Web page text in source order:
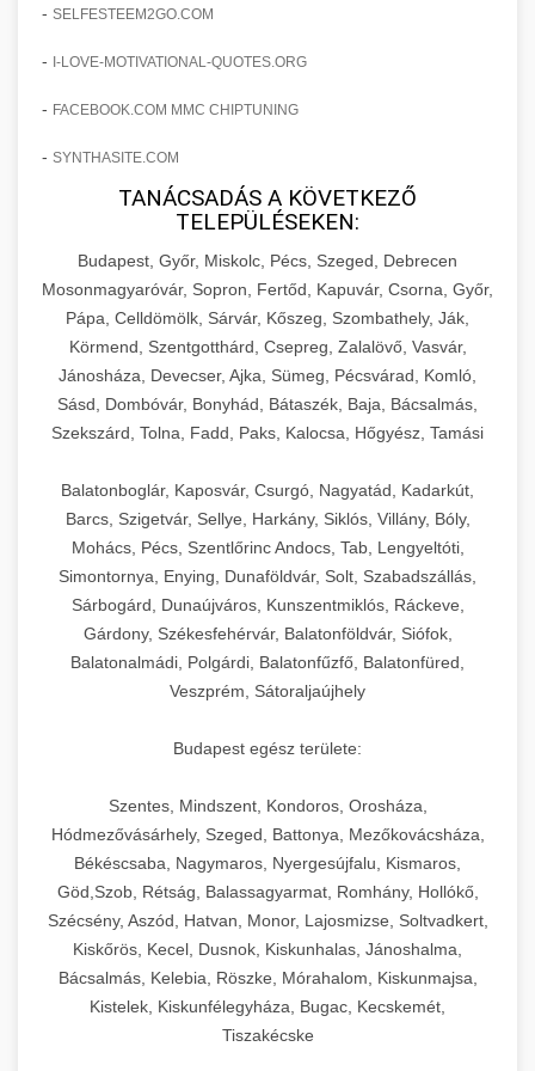
amelyek valós eredményeket hoznak.
szonyegtisztito.net
marketing stratégiai tervrajz
útjáról, bemutatva az utat a küzdő praxistól a
virágzó vállalkozásig 150%-os növekedéssel.
klinika átalakulási történet
Érdeklődés 150%-os Fokozása
Technikák és módszerek a páciensek
érdeklődésének és elkötelezettségének drámai
növeléséhez. Egy 150%-os fellendülési
esettanulmány gyakorlati betekintésekkel.
weboldal-keszites.co
elkötelezettség erősítési módszerek
🎮 19. AI Google Ads és Meta
Kampány Kezelés
Fejlett AI-alapú Google Ads és Meta hirdetési
kampánykezelés. Optimalizálja hirdetési
költségvetését gépi tanulással és
automatizálással.
aikampany.hu AI hirdetési automatizálás
🍞 20. Ipari Dagasztógép +
Professzionális ipari dagasztógépek és
tésztakeverő gépek pékségek és kereskedelmi
konyhák számára. Masszív konstrukció
megbízható teljesítményhez.
chef-iparikonyhagepek.hu
kereskedelmi tésztakeverő
🔪 21. Ipari Szeletelőgép +
Ipari hús- és sajtszeletelő gépek professzionális
élelmiszer-előkészítéshez. Precíziós vágás
állítható vastagság beállítással.
chef-iparikonyhagepek.hu
professzionális élelmiszer szeletelő
📦 22. Vákuumozó Gép +
Kereskedelmi vákuumcsomagoló berendezések
élelmiszerek tartósításához. Hosszabbítsa a
szavatossági időt és tartsa meg a termék
frissességét.
🎁 23. Vákuumfóliázó Gép +
Ipari vákuumfóliázó gépek professzionális
Hatékony lezárási és tartósítási megoldások.
chef-iparikonyhagepek.hu
kereskedelmi csomagoló gép
professzionális konyhák számára. Nagy
kapacitású sütő- és főzőberendezés precíz
hőmérséklet-szabályozással.
chef-iparikonyhagepek.hu
kereskedelmi sütősütő
❄️ 25. Ipari Hűtőszekrény +
Professzionális hűtőegységek és hűtőkamrák
kereskedelmi konyhák számára.
Energiahatékony hűtési megoldások nagy
kapacitással.
chef-iparikonyhagepek.hu
💧 26. Ipari Mosogatógép +
Kereskedelmi mosogatóberendezések nagy
forgalmú éttermi műveletekhez. Gyors tisztítási
ciklusok fertőtlenítési képességekkel.
🧀 27. Ipari Sajtreszelő Gép +
- SELFESTEEM2GO.COM
- I-LOVE-MOTIVATIONAL-QUOTES.ORG
- FACEBOOK.COM MMC CHIPTUNING
- SYNTHASITE.COM
TANÁCSADÁS A KÖVETKEZŐ
TELEPÜLÉSEKEN:
Budapest, Győr, Miskolc, Pécs, Szeged, Debrecen
Mosonmagyaróvár, Sopron, Fertőd, Kapuvár, Csorna, Győr,
Pápa, Celldömölk, Sárvár, Kőszeg, Szombathely, Ják,
Körmend, Szentgotthárd, Csepreg, Zalalövő, Vasvár,
Jánosháza, Devecser, Ajka, Sümeg, Pécsvárad, Komló,
Sásd, Dombóvár, Bonyhád, Bátaszék, Baja, Bácsalmás,
Szekszárd, Tolna, Fadd, Paks, Kalocsa, Hőgyész, Tamási
Balatonboglár, Kaposvár, Csurgó, Nagyatád, Kadarkút,
Barcs, Szigetvár, Sellye, Harkány, Siklós, Villány, Bóly,
Mohács, Pécs, Szentlőrinc Andocs, Tab, Lengyeltóti,
Simontornya, Enying, Dunaföldvár, Solt, Szabadszállás,
Sárbogárd, Dunaújváros, Kunszentmiklós, Ráckeve,
Gárdony, Székesfehérvár, Balatonföldvár, Siófok,
Balatonalmádi, Polgárdi, Balatonfűzfő, Balatonfüred,
Veszprém, Sátoraljaújhely
Budapest egész területe:
Szentes, Mindszent, Kondoros, Orosháza,
Hódmezővásárhely, Szeged, Battonya, Mezőkovácsháza,
Békéscsaba, Nagymaros, Nyergesújfalu, Kismaros,
Göd,Szob, Rétság, Balassagyarmat, Romhány, Hollókő,
Szécsény, Aszód, Hatvan, Monor, Lajosmizse, Soltvadkert,
Kiskőrös, Kecel, Dusnok, Kiskunhalas, Jánoshalma,
Bácsalmás, Kelebia, Röszke, Mórahalom, Kiskunmajsa,
Kistelek, Kiskunfélegyháza, Bugac, Kecskemét,
Tiszakécske